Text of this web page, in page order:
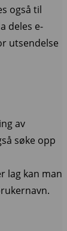
også til
deles e-
utsendelse
av
søke opp
lag kan man